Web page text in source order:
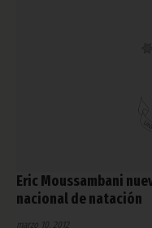
Eric Moussambani
nacional de natación
marzo 10, 2012